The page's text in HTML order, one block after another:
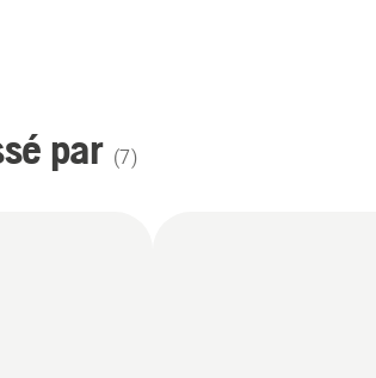
par (7)